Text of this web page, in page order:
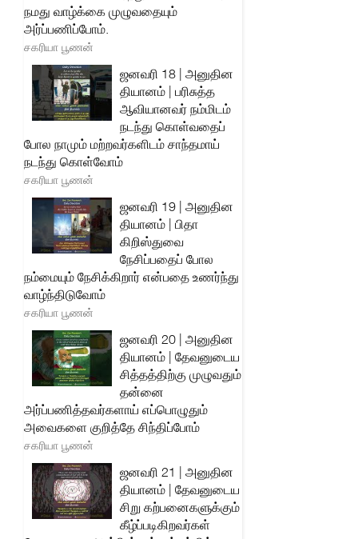
நமது வாழ்க்கை முழுவதையும்
அர்ப்பணிப்போம்.
சகரியா பூணன்
ஜனவரி 18 | அனுதின
தியானம் | பரிசுத்த
ஆவியானவர் நம்மிடம்
நடந்து கொள்வதைப்
போல நாமும் மற்றவர்களிடம் சாந்தமாய்
நடந்து கொள்வோம்
சகரியா பூணன்
ஜனவரி 19 | அனுதின
தியானம் | பிதா
கிறிஸ்துவை
நேசிப்பதைப் போல
நம்மையும் நேசிக்கிறார் என்பதை உணர்ந்து
வாழ்ந்திடுவோம்
சகரியா பூணன்
ஜனவரி 20 | அனுதின
தியானம் | தேவனுடைய
சித்தத்திற்கு முழுவதும்
தன்னை
அர்ப்பணித்தவர்களாய் எப்பொழுதும்
அவைகளை குறித்தே சிந்திப்போம்
சகரியா பூணன்
ஜனவரி 21 | அனுதின
தியானம் | தேவனுடைய
சிறு கற்பனைகளுக்கும்
கீழ்ப்படிகிறவர்கள்